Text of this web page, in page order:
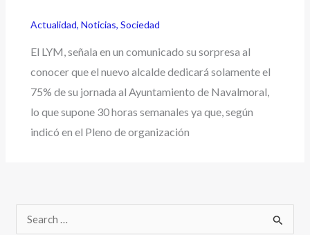
Actualidad,Noticias,Sociedad
El LYM, señala en un comunicado su sorpresa al
conocer que el nuevo alcalde dedicará solamente el
75% de su jornada al Ayuntamiento de Navalmoral,
lo que supone 30 horas semanales ya que, según
indicó en el Pleno de organización